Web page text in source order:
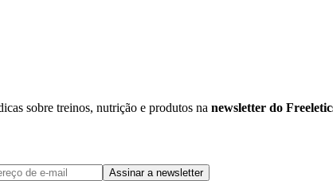
sobre treinos, nutrição e produtos na newsletter do
Assinar a newsletter